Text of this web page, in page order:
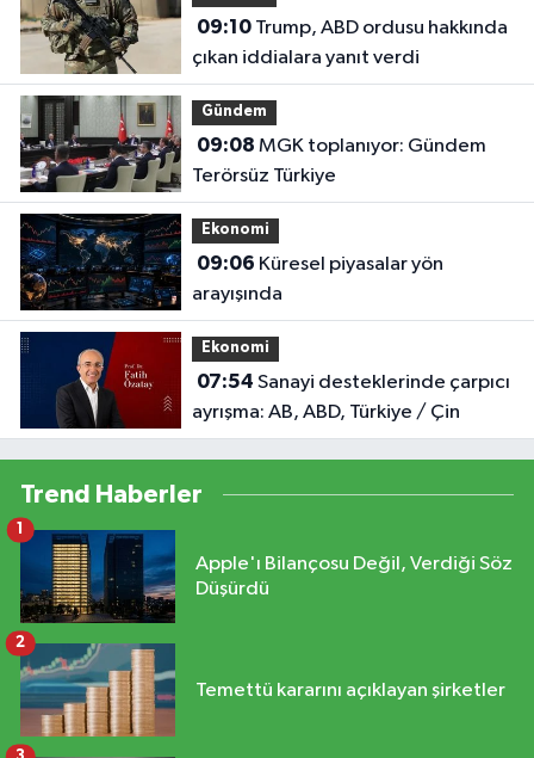
09:10Trump, ABD ordusu hakkında
çıkan iddialara yanıt verdi
Gündem
09:08
Terörsüz Türkiye
Ekonomi
09:06
arayışında
Ekonomi
07:54
ayrışma: AB, ABD, Türkiye / Çin
Trend Haberler
Apple'ı Bilançosu Değil, Verdiği Söz
Düşürdü
1
Temettü kararını açıklayan şirketler
2